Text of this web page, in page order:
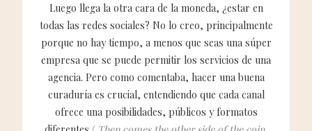
Luego llega la otra cara de la moneda, ¿estar en
todas las redes sociales? No lo creo, principalmente
porque no hay tiempo, a menos que seas una súper
empresa que se puede permitir los servicios de una
agencia. Pero como comentaba, hacer una buena
curaduría es crucial, entendiendo que cada canal
ofrece una posibilidades, públicos y formatos